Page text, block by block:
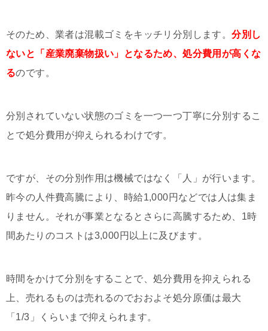
そのため、業者は混載ゴミをキッチリ分別します。分別し
ないと「産業廃棄物扱い」となるため、処分費用が高くな
るのです。
分別されていない状態のゴミを一つ一つ丁寧に分別するこ
とで処分費用が抑えられるわけです。
ですが、その分別作用は機械ではなく「人」が行います。
昨今の人件費高騰により、時給1,000円などでは人は集ま
りません。それが事業となるとさらに高騰するため、1時
間あたりのコストは3,000円以上に及びます。
時間をかけて分別をすることで、処分費用を抑えられる
上、売れるものは売れるのでおおよそ処分原価は最大
「1/3」くらいまで抑えられます。